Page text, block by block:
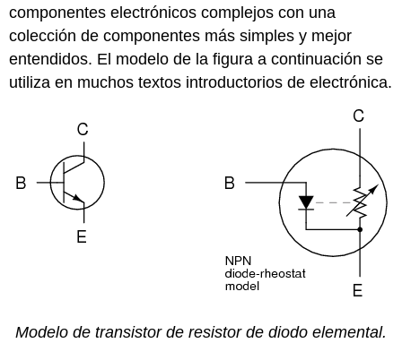
componentes electrónicos complejos con una
colección de componentes más simples y mejor
entendidos. El modelo de la figura a continuación se
utiliza en muchos textos introductorios de electrónica.
Modelo de transistor de resistor de diodo elemental.